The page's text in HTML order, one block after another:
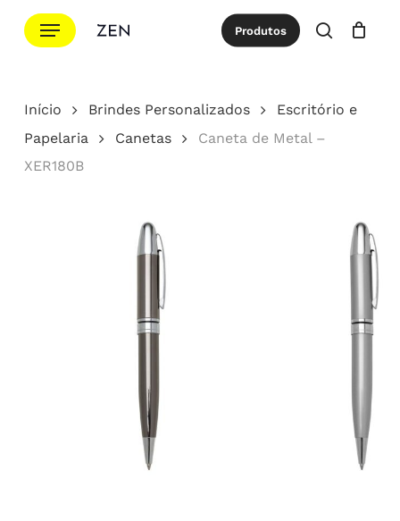
para
principal
Menu Produtos
procurar
Cotação Close
Início Brindes Personalizados
Escritório e
Papelaria
Canetas
Caneta de Metal –
XER180B